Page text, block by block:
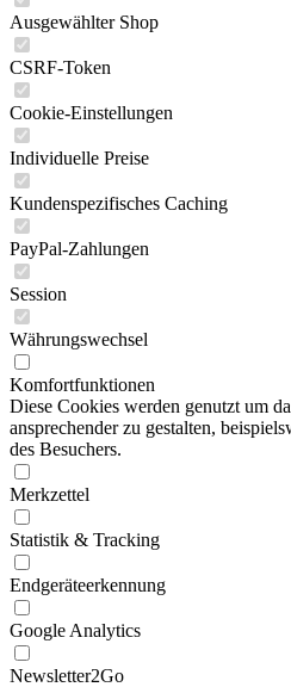
Ausgewählter Shop
CSRF-Token
Cookie-Einstellungen
Individuelle Preise
Kundenspezifisches Caching
PayPal-Zahlungen
Session
Währungswechsel
Komfortfunktionen
Diese Cookies werden genutzt um
ansprechender zu gestalten,
des Besuchers.
Merkzettel
Statistik & Tracking
Endgeräteerkennung
Google Analytics
Newsletter2Go